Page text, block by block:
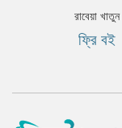
রাবেয়া খাতুন
ফ্রি বই